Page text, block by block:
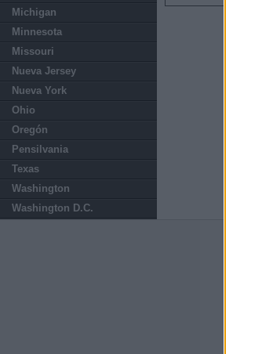
Michigan
Minnesota
Missouri
Nueva Jersey
Nueva York
Ohio
Oregón
Pensilvania
Texas
Washington
Washington D.C.